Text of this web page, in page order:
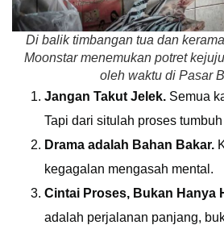
Di balik timbangan tua dan
Moonstar menemukan potret
oleh waktu di Pasar
Jangan Takut Jelek. Semua
Tapi dari situlah proses
Drama adalah Bahan Bakar.
kegagalan mengasah mental.
Cintai Proses, Bukan Hanya
adalah perjalanan panjang,